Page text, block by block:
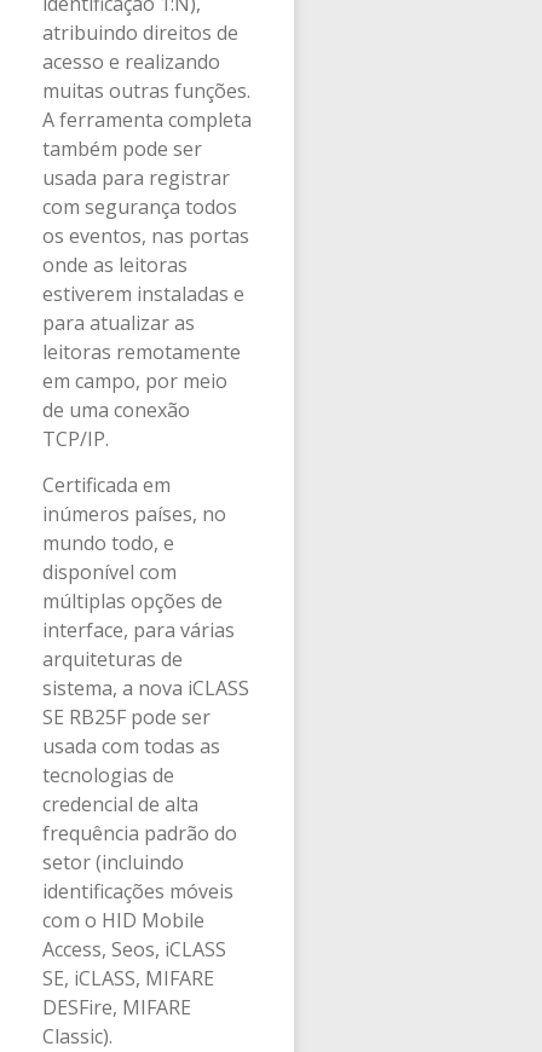
atribuindo direitos de
acesso e realizando
muitas outras funções.
A ferramenta completa
também pode ser
usada para registrar
com segurança todos
os eventos, nas portas
onde as leitoras
estiverem instaladas e
para atualizar as
leitoras remotamente
em campo, por meio
de uma conexão
TCP/IP.
Certificada em
inúmeros países, no
mundo todo, e
disponível com
múltiplas opções de
interface, para várias
arquiteturas de
sistema, a nova iCLASS
SE RB25F pode ser
usada com todas as
tecnologias de
credencial de alta
frequência padrão do
setor (incluindo
identificações móveis
com o HID Mobile
Access, Seos, iCLASS
SE, iCLASS, MIFARE
DESFire, MIFARE
Classic).